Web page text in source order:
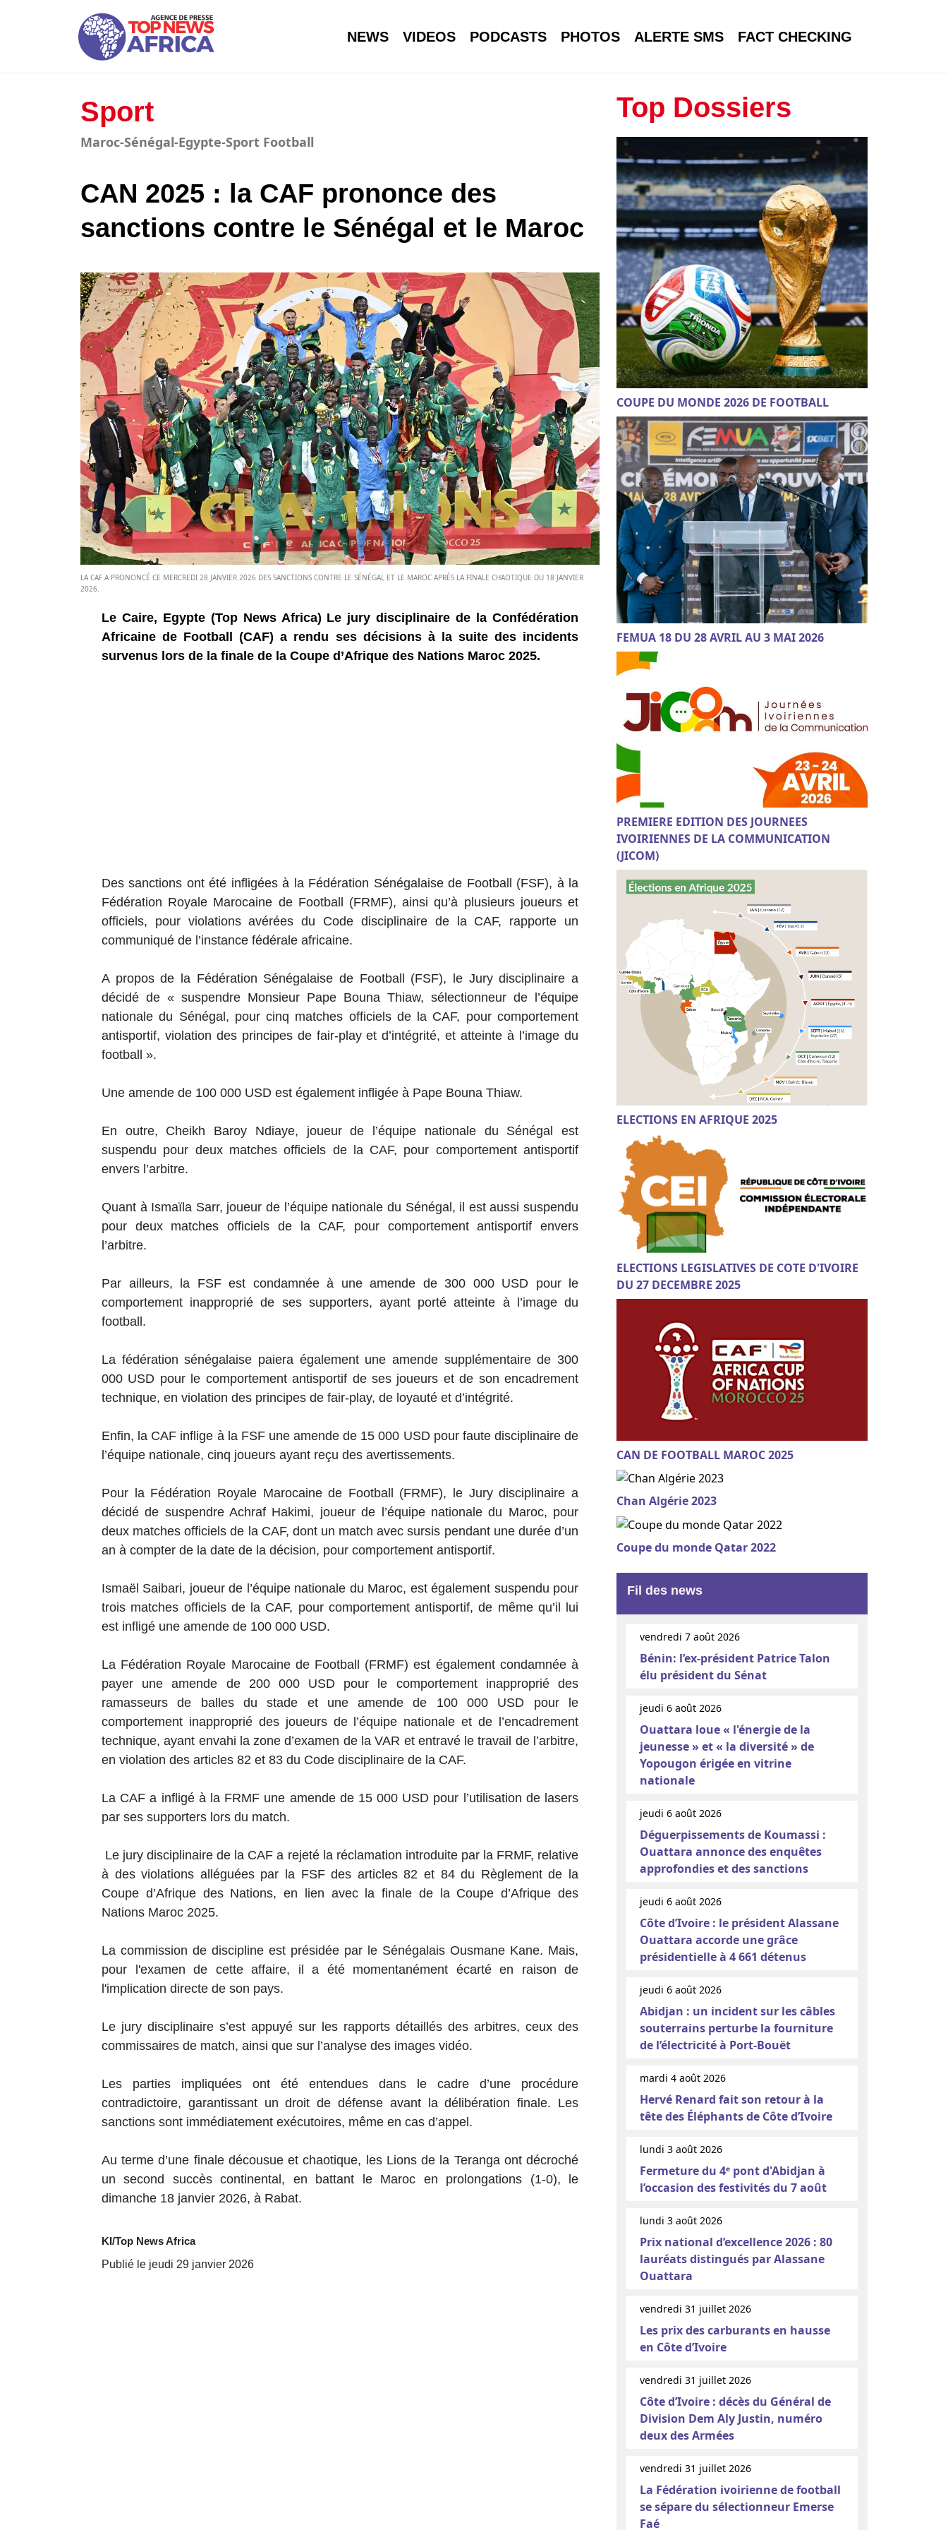
NEWS VIDEOS PODCASTS PHOTOS ALERTE SMS FACT CHECKING
Sport
Maroc-Sénégal-Egypte-Sport Football
CAN 2025 : la CAF prononce des
sanctions contre le Sénégal et le Maroc
LA CAF A PRONONCÉ CE MERCREDI 28 JANVIER 2026 DES SANCTIONS CONTRE LE SÉNÉGAL ET LE MAROC APRÈS LA FINALE CHAOTIQUE DU 18 JANVIER
2026.
Le Caire, Egypte (Top News Africa) Le jury disciplinaire de la Confédération
Africaine de Football (CAF) a rendu ses décisions à la suite des incidents
survenus lors de la finale de la Coupe d’Afrique des Nations Maroc 2025.
Des sanctions ont été infligées à la Fédération Sénégalaise de Football (FSF), à la
Fédération Royale Marocaine de Football (FRMF), ainsi qu’à plusieurs joueurs et
officiels, pour violations avérées du Code disciplinaire de la CAF, rapporte un
communiqué de l’instance fédérale africaine.
A propos de la Fédération Sénégalaise de Football (FSF), le Jury disciplinaire a
décidé de « suspendre Monsieur Pape Bouna Thiaw, sélectionneur de l’équipe
nationale du Sénégal, pour cinq matches officiels de la CAF, pour comportement
antisportif, violation des principes de fair-play et d’intégrité, et atteinte à l’image du
football ».
Une amende de 100 000 USD est également infligée à Pape Bouna Thiaw.
En outre, Cheikh Baroy Ndiaye, joueur de l’équipe nationale du Sénégal est
suspendu pour deux matches officiels de la CAF, pour comportement antisportif
envers l’arbitre.
Quant à Ismaïla Sarr, joueur de l’équipe nationale du Sénégal, il est aussi suspendu
pour deux matches officiels de la CAF, pour comportement antisportif envers
l’arbitre.
Par ailleurs, la FSF est condamnée à une amende de 300 000 USD pour le
comportement inapproprié de ses supporters, ayant porté atteinte à l’image du
football.
La fédération sénégalaise paiera également une amende supplémentaire de 300
000 USD pour le comportement antisportif de ses joueurs et de son encadrement
technique, en violation des principes de fair-play, de loyauté et d’intégrité.
Enfin, la CAF inflige à la FSF une amende de 15 000 USD pour faute disciplinaire de
l’équipe nationale, cinq joueurs ayant reçu des avertissements.
Pour la Fédération Royale Marocaine de Football (FRMF), le Jury disciplinaire a
décidé de suspendre Achraf Hakimi, joueur de l’équipe nationale du Maroc, pour
deux matches officiels de la CAF, dont un match avec sursis pendant une durée d’un
an à compter de la date de la décision, pour comportement antisportif.
Ismaël Saibari, joueur de l’équipe nationale du Maroc, est également suspendu pour
trois matches officiels de la CAF, pour comportement antisportif, de même qu’il lui
est infligé une amende de 100 000 USD.
La Fédération Royale Marocaine de Football (FRMF) est également condamnée à
payer une amende de 200 000 USD pour le comportement inapproprié des
ramasseurs de balles du stade et une amende de 100 000 USD pour le
comportement inapproprié des joueurs de l’équipe nationale et de l’encadrement
technique, ayant envahi la zone d’examen de la VAR et entravé le travail de l’arbitre,
en violation des articles 82 et 83 du Code disciplinaire de la CAF.
La CAF a infligé à la FRMF une amende de 15 000 USD pour l’utilisation de lasers
par ses supporters lors du match.
Le jury disciplinaire de la CAF a rejeté la réclamation introduite par la FRMF, relative
à des violations alléguées par la FSF des articles 82 et 84 du Règlement de la
Coupe d’Afrique des Nations, en lien avec la finale de la Coupe d’Afrique des
Nations Maroc 2025.
La commission de discipline est présidée par le Sénégalais Ousmane Kane. Mais,
pour l'examen de cette affaire, il a été momentanément écarté en raison de
l'implication directe de son pays.
Le jury disciplinaire s’est appuyé sur les rapports détaillés des arbitres, ceux des
commissaires de match, ainsi que sur l’analyse des images vidéo.
Les parties impliquées ont été entendues dans le cadre d’une procédure
contradictoire, garantissant un droit de défense avant la délibération finale. Les
sanctions sont immédiatement exécutoires, même en cas d’appel.
Au terme d’une finale décousue et chaotique, les Lions de la Teranga ont décroché
un second succès continental, en battant le Maroc en prolongations (1-0), le
dimanche 18 janvier 2026, à Rabat.
KI/Top News Africa
Publié le jeudi 29 janvier 2026
Top Dossiers
COUPE DU MONDE 2026 DE FOOTBALL
FEMUA 18 DU 28 AVRIL AU 3 MAI 2026
PREMIERE EDITION DES JOURNEES
IVOIRIENNES DE LA COMMUNICATION
(JICOM)
ELECTIONS EN AFRIQUE 2025
ELECTIONS LEGISLATIVES DE COTE D'IVOIRE
DU 27 DECEMBRE 2025
CAN DE FOOTBALL MAROC 2025
Chan Algérie 2023
Coupe du monde Qatar 2022
Fil des news
vendredi 7 août 2026
Bénin: l’ex-président Patrice Talon
élu président du Sénat
jeudi 6 août 2026
Ouattara loue « l'énergie de la
jeunesse » et « la diversité » de
Yopougon érigée en vitrine
nationale
jeudi 6 août 2026
Déguerpissements de Koumassi :
Ouattara annonce des enquêtes
approfondies et des sanctions
jeudi 6 août 2026
Côte d’Ivoire : le président Alassane
Ouattara accorde une grâce
présidentielle à 4 661 détenus
jeudi 6 août 2026
Abidjan : un incident sur les câbles
souterrains perturbe la fourniture
de l’électricité à Port-Bouët
mardi 4 août 2026
Hervé Renard fait son retour à la
tête des Éléphants de Côte d’Ivoire
lundi 3 août 2026
Fermeture du 4ᵉ pont d'Abidjan à
l’occasion des festivités du 7 août
lundi 3 août 2026
Prix national d’excellence 2026 : 80
lauréats distingués par Alassane
Ouattara
vendredi 31 juillet 2026
Les prix des carburants en hausse
en Côte d’Ivoire
vendredi 31 juillet 2026
Côte d’Ivoire : décès du Général de
Division Dem Aly Justin, numéro
deux des Armées
vendredi 31 juillet 2026
La Fédération ivoirienne de football
se sépare du sélectionneur Emerse
Faé